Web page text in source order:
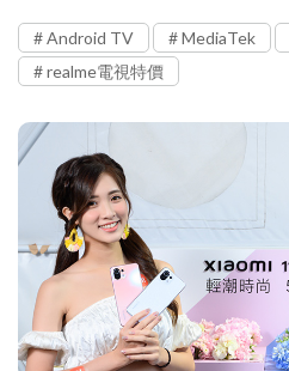
Android TV MediaTek
realme電視特價